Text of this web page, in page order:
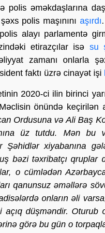
polis əməkdaşlarına
polis maşınını aşırdı
alayı parlamentə
etirazçılar isə su
zamanı onlarla
faktı üzrə cinayət işi
2020-ci ilin birinci
önündə keçirilən
Ordusuna və Ali Baş
üz tutdu. Mən bu
Şəhidlər xiyabanına
bəzi təxribatçı qruplar
o cümlədən
qanunsuz əməllərə
onların əli
düşməndir. Oturub
görə bu gün o